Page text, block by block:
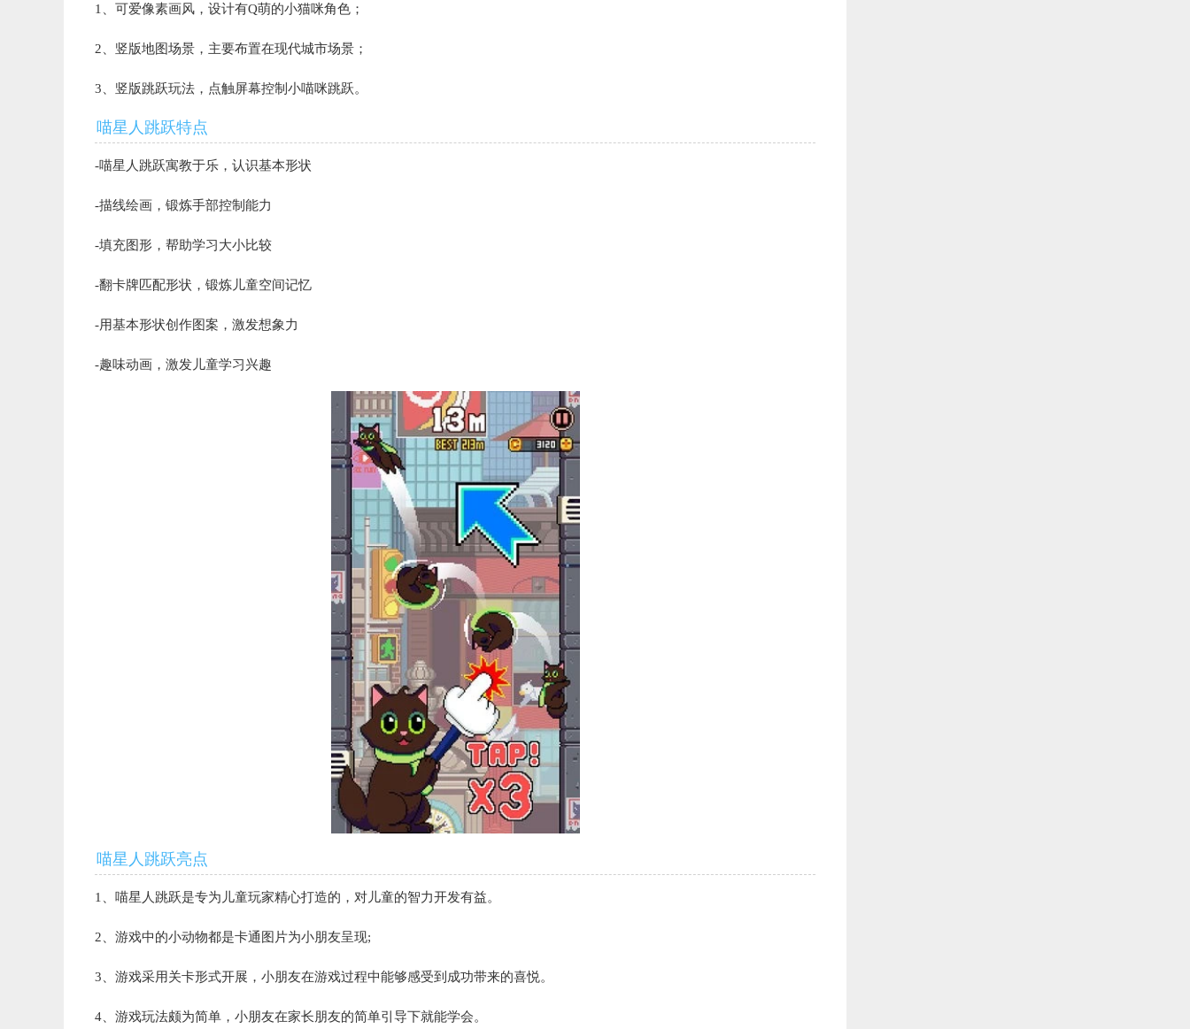
1、可爱像素画风，设计有Q萌的小猫咪角色；
2、竖版地图场景，主要布置在现代城市场景；
3、竖版跳跃玩法，点触屏幕控制小喵咪跳跃。
喵星人跳跃特点
-喵星人跳跃寓教于乐，认识基本形状
-描线绘画，锻炼手部控制能力
-填充图形，帮助学习大小比较
-翻卡牌匹配形状，锻炼儿童空间记忆
-用基本形状创作图案，激发想象力
-趣味动画，激发儿童学习兴趣
喵星人跳跃亮点
1、喵星人跳跃是专为儿童玩家精心打造的，对儿童的智力开发有益。
2、游戏中的小动物都是卡通图片为小朋友呈现;
3、游戏采用关卡形式开展，小朋友在游戏过程中能够感受到成功带来的喜悦。
4、游戏玩法颇为简单，小朋友在家长朋友的简单引导下就能学会。